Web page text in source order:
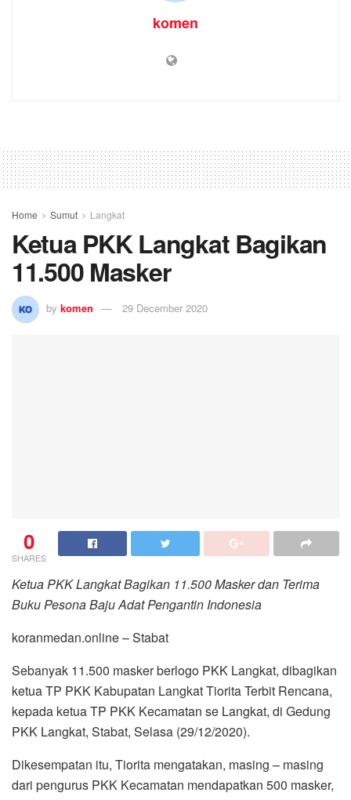
komen
Home Sumut Langkat
Ketua PKK Langkat Bagikan
11.500 Masker
by komen 29 December 2020
0
SHARES
Ketua PKK Langkat Bagikan 11.500 Masker dan Terima
Buku Pesona Baju Adat Pengantin Indonesia
koranmedan.online – Stabat
Sebanyak 11.500 masker berlogo PKK Langkat, dibagikan
ketua TP PKK Kabupatan Langkat Tiorita Terbit Rencana,
kepada ketua TP PKK Kecamatan se Langkat, di Gedung
PKK Langkat, Stabat, Selasa (29/12/2020).
Dikesempatan itu, Tiorita mengatakan, masing – masing
dari pengurus PKK Kecamatan mendapatkan 500 masker,